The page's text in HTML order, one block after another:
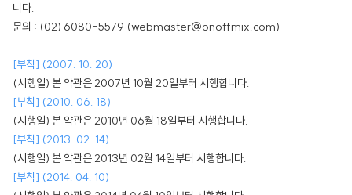
니다.
문의 : (02) 6080-5579 (webmaster@onoffmix.com)
[부칙] (2007. 10. 20)
(시행일) 본 약관은 2007년 10월 20일부터 시행합니다.
[부칙] (2010. 06. 18)
(시행일) 본 약관은 2010년 06월 18일부터 시행합니다.
[부칙] (2013. 02. 14)
(시행일) 본 약관은 2013년 02월 14일부터 시행합니다.
[부칙] (2014. 04. 10)